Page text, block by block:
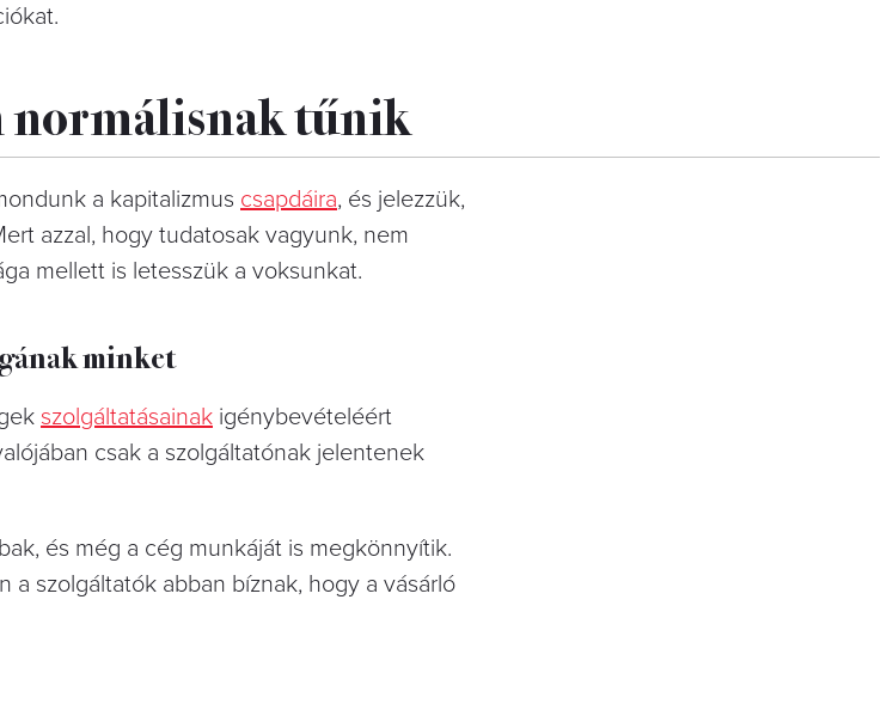
normálisnak tűnik
a kapitalizmus csapdáira, és jelezzük,
azzal, hogy tudatosak vagyunk, nem
mellett is letesszük a voksunkat.
minket
szolgáltatásainak igénybevételéért
csak a szolgáltatónak jelentenek
és még a cég munkáját is megkönnyítik.
a szolgáltatók abban bíznak, hogy a vásárló